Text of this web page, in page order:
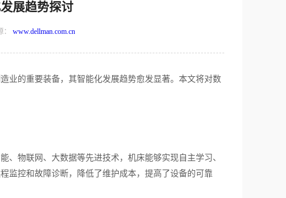
展趋势探讨
www.dellman.com.cn
的重要装备，其智能化发展趋势愈发显著。本文将对数
物联网、大数据等先进技术，机床能够实现自主学习、
监控和故障诊断，降低了维护成本，提高了设备的可靠